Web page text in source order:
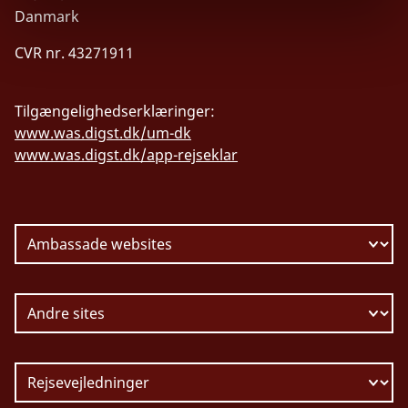
Danmark
CVR nr. 43271911
Tilgængelighedserklæringer:
www.was.digst.dk/um-dk
www.was.digst.dk/app-rejseklar